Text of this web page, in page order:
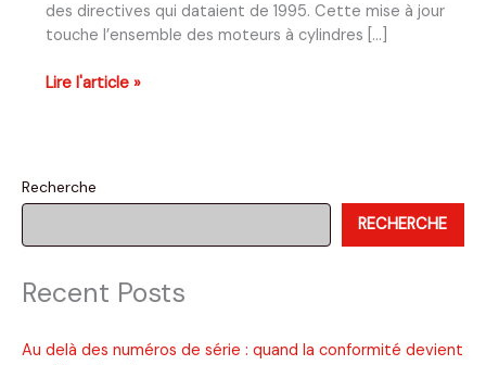
des directives qui dataient de 1995. Cette mise à jour
touche l’ensemble des moteurs à cylindres […]
Huiles
les
nouvelles
de
Lire l'article »
Recherche
RECHERCHE
Recent Posts
Au delà des numéros de série : quand la conformité devient